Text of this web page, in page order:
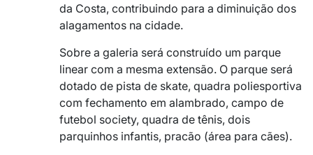
da Costa, contribuindo para a diminuição dos
alagamentos na cidade.
Sobre a galeria será construído um parque
linear com a mesma extensão. O parque será
dotado de pista de skate, quadra poliesportiva
com fechamento em alambrado, campo de
futebol society, quadra de tênis, dois
parquinhos infantis, pracão (área para cães).